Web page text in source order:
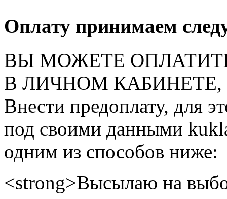
Оплату принимаем
ВЫ МОЖЕТЕ
В ЛИЧНОМ КАБИНЕТЕ,
Внести предоплату, для
под своими данными
одним из способов ниже:
<strong>Высылаю на